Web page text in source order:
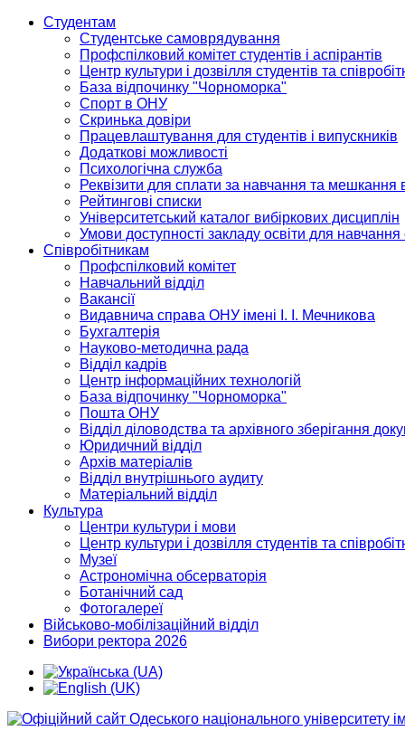
Студентам
Студентське самоврядування
Профспілковий комітет студентів і аспірантів
Центр культури і дозвілля студентів та
База відпочинку "Чорноморка"
Спорт в ОНУ
Скринька довіри
Працевлаштування для студентів і випускників
Додаткові можливості
Психологічна служба
Реквізити для сплати за навчання та мешкання
Рейтингові списки
Університетський каталог вибіркових дисциплін
Умови доступності закладу освіти для
Співробітникам
Профспілковий комітет
Навчальний відділ
Вакансії
Видавнича справа ОНУ імені І. І. Мечникова
Бухгалтерія
Науково-методична рада
Відділ кадрів
Центр інформаційних технологій
База відпочинку "Чорноморка"
Пошта ОНУ
Відділ діловодства та архівного зберігання
Юридичний відділ
Архів матеріалів
Відділ внутрішнього аудиту
Матеріальний відділ
Культура
Центри культури і мови
Центр культури і дозвілля студентів та
Музеї
Астрономічна обсерваторія
Ботанічний сад
Фотогалереї
Військово-мобілізаційний відділ
Вибори ректора 2026